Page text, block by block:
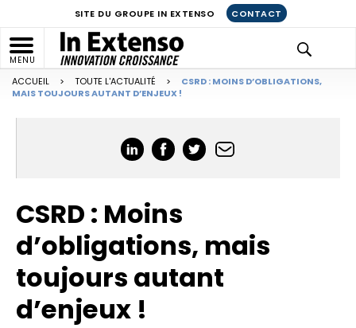
MENU
SITE DU GROUPE IN EXTENSO CONTACT
ACCUEIL > TOUTE L'ACTUALITÉ >
CSRD : MOINS D’OBLIGATIONS,
MAIS TOUJOURS AUTANT D’ENJEUX !
CSRD : Moins
d’obligations, mais
toujours autant
d’enjeux !